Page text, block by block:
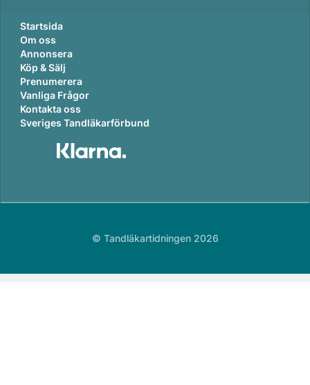
Startsida
Om oss
Annonsera
Köp & Sälj
Prenumerera
Vanliga Frågor
Kontakta oss
Sveriges Tandläkarförbund
© Tandläkartidningen 2026